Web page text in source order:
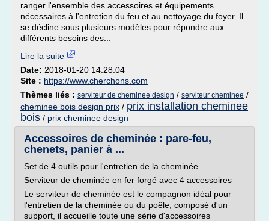
ranger l'ensemble des accessoires et équipements
nécessaires à l'entretien du feu et au nettoyage du foyer. Il
se décline sous plusieurs modèles pour répondre aux
différents besoins des...
Lire la suite
Date: 2018-01-20 14:28:04
Site : https://www.cherchons.com
Thèmes liés : serviteur de cheminee design / serviteur cheminee /
cheminee bois design prix / prix installation cheminee
bois / prix cheminee design
Accessoires de cheminée : pare-feu,
chenets, panier à ...
Set de 4 outils pour l'entretien de la cheminée
Serviteur de cheminée en fer forgé avec 4 accessoires
Le serviteur de cheminée est le compagnon idéal pour
l'entretien de la cheminée ou du poêle, composé d'un
support, il accueille toute une série d'accessoires